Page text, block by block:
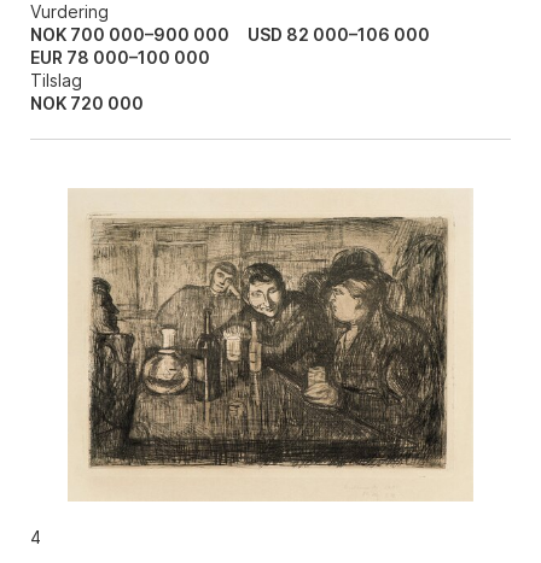
Vurdering
NOK 700 000–900 000
USD 82 000–106 000
EUR 78 000–100 000
Tilslag
NOK 720 000
4